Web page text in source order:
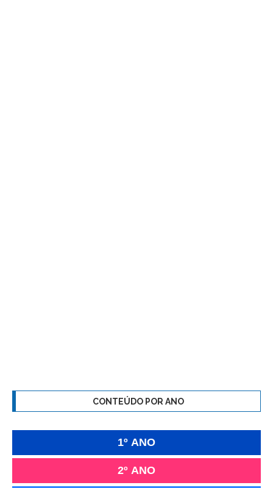
CONTEÚDO POR ANO
1º ANO
2º ANO